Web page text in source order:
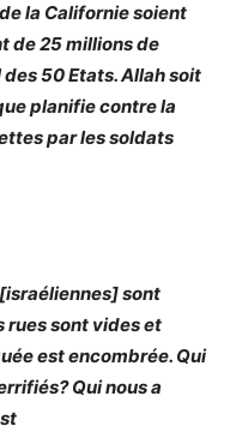
la Californie soient
de 25 millions de
50 Etats. Allah soit
planifie contre la
par les soldats
sont
rues sont vides et
est encombrée. Qui
Qui nous a